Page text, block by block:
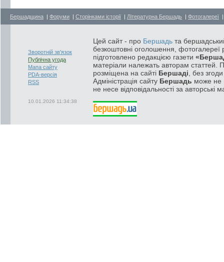
Бершадщина | Форуми | Сторінками історії | Літературна Бершадь | Фотогалереї
Зворотній зв'язок
Публічна угода
Мапа сайту
PDA-версія
RSS
10.01.2026 11:34:38
Цей сайт - про Бершадь та
безкоштовні оголошення, фотогалереї
підготовлено редакцією газети
матеріали належать авторам статтей.
розміщена на сайті Бершаді , без
Адміністрація сайту Бершадь може не
не несе відповідальності за авторські